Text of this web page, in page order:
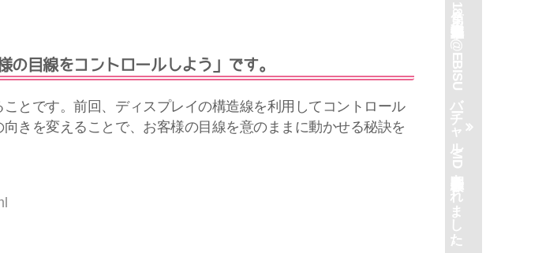
目線をコントロールしよう」です。
とです。前回、ディスプレイの構造線を利用してコントロール
きを変えることで、お客様の目線を意のままに動かせる秘訣を
第18回売場塾生交流会「wine@EBISUバーチャルMD体験会」開催されました。